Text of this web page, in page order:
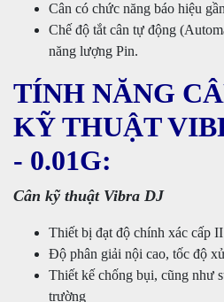
Cân có chức năng báo hiệu
Chế độ tắt cân tự động
năng lượng Pin.
TÍNH NĂNG
KỸ THUẬT
- 0.01G:
Cân kỹ thuật Vibra DJ
Thiết bị đạt độ chính xác cấp
Độ phân giải nội cao, tốc độ
Thiết kế chống bụi, cũng như
trường